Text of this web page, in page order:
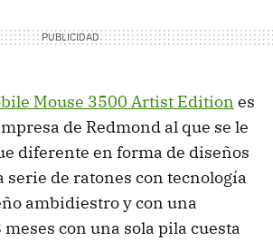
Mouse 3500 Artist Edition es
de Redmond al que se le
diferente en forma de diseños
serie de ratones con tecnología
ambidiestro y con una
con una sola pila cuesta